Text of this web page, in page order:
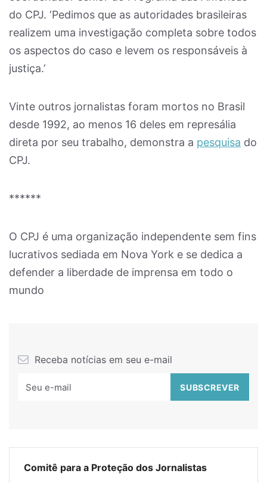
do CPJ. ‘Pedimos que as autoridades brasileiras
realizem uma investigação completa sobre todos
os aspectos do caso e levem os responsáveis à
justiça.’
Vinte outros jornalistas foram mortos no Brasil
desde 1992, ao menos 16 deles em represália
direta por seu trabalho, demonstra a pesquisa do
CPJ.
******
O CPJ é uma organização independente sem fins
lucrativos sediada em Nova York e se dedica a
defender a liberdade de imprensa em todo o
mundo
Receba notícias em seu e-mail
Comitê para a Proteção dos Jornalistas